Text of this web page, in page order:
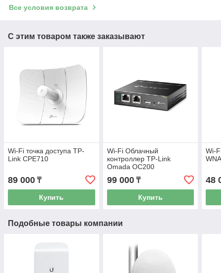
Все условия возврата
С этим товаром также заказывают
Wi-Fi точка доступа TP-
Link CPE710
89 000 ₸
Купить
Wi-Fi Облачный
контроллер TP-Link
Omada OC200
99 000₸
Купить
Wi-
48
Подобные товары компании